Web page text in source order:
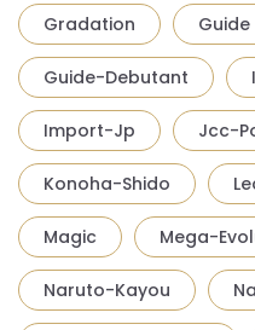
Gradation Guide
Guide-Debutant
Import-Jp Jcc-
Konoha-Shido
Magic Mega-
Naruto-Kayou